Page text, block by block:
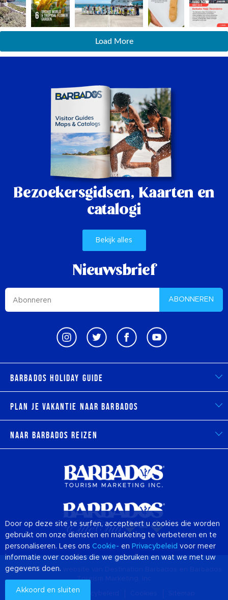
Load More
Bezoekersgidsen, Kaarten en
catalogi
Bekijk alles
Nieuwsbrief
ABONNEREN
Barbados Holiday Guide
Plan je vakantie naar Barbados
Naar Barbados reizen
© 2026 Officiële website van Destination
Tourism Marketing, Inc
Over ons Privacybeleid
Door op deze site te surfen, accepteert u cookies die worden
gebruikt om onze diensten en marketing te verbeteren en te
personaliseren. Lees ons Cookie- en Privacybeleid voor meer
informatie over cookies die we gebruiken en wat we met uw
gegevens doen.
Akkoord en sluiten